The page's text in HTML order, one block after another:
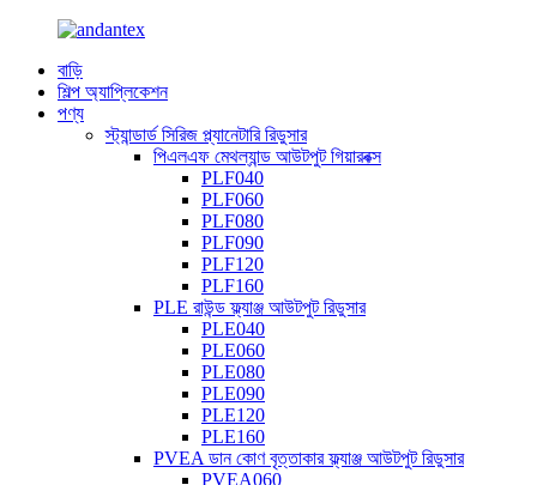
বাড়ি
শিল্প অ্যাপ্লিকেশন
পণ্য
স্ট্যান্ডার্ড সিরিজ প্ল্যানেটারি রিডুসার
পিএলএফ মেথল্যান্ড আউটপুট গিয়ারবক্স
PLF040
PLF060
PLF080
PLF090
PLF120
PLF160
PLE রাউন্ড ফ্ল্যাঞ্জ আউটপুট রিডুসার
PLE040
PLE060
PLE080
PLE090
PLE120
PLE160
PVEA ডান কোণ বৃত্তাকার ফ্ল্যাঞ্জ আউটপুট রিডুসার
PVEA060